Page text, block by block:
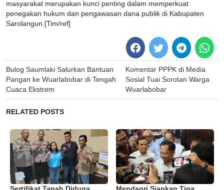
masyarakat merupakan kunci penting dalam memperkuat
penegakan hukum dan pengawasan dana publik di Kabupaten
Sarolangun.[Tim/ref]
Post
navigation
Bulog Saumlaki Salurkan Bantuan
Pangan ke Wuarlabobar di Tengah
Cuaca Ekstrem
Komentar PPPK di Media
Sosial Tuai Sorotan Warga
Wuarlabobar
RELATED POSTS